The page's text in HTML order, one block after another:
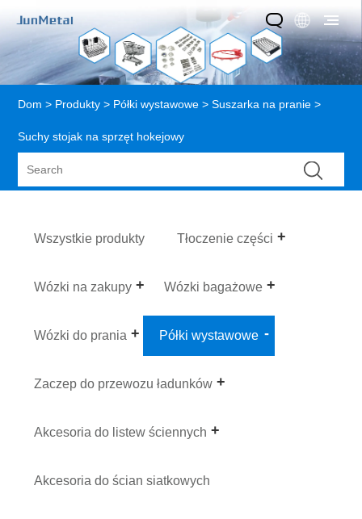
Dom > Produkty > Półki wystawowe >Suszarka na pranie >
Suchy stojak na sprzęt hokejowy
Wszystkie produkty Tłoczenie części
Wózki na zakupy Wózki bagażowe
Wózki do prania Półki wystawowe
Zaczep do przewozu ładunków
Akcesoria do listew ściennych
Akcesoria do ścian siatkowych